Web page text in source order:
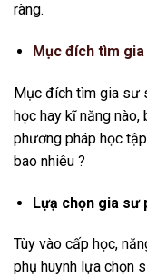
ràng.
Mục đích tìm
Mục đích tìm gia sư
học hay kĩ năng nào,
phương pháp học
bao nhiêu ?
Lựạ chọn gia sư
Tùy vào cấp học,
phụ huynh lựa chọn